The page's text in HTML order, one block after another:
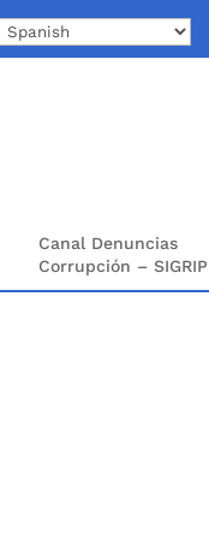
Canal Denuncias
Corrupción – SIGRIP